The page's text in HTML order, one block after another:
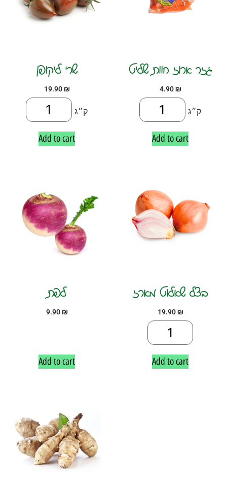
שרי ליקופן
19.90₪
ק״ג
Add to cart
גזר ארוז חוות שליט
4.90₪
ק״ג
Add to cart
לפת
9.90₪
Add to cart
בצל שאלוט מארז
19.90₪
Add to cart